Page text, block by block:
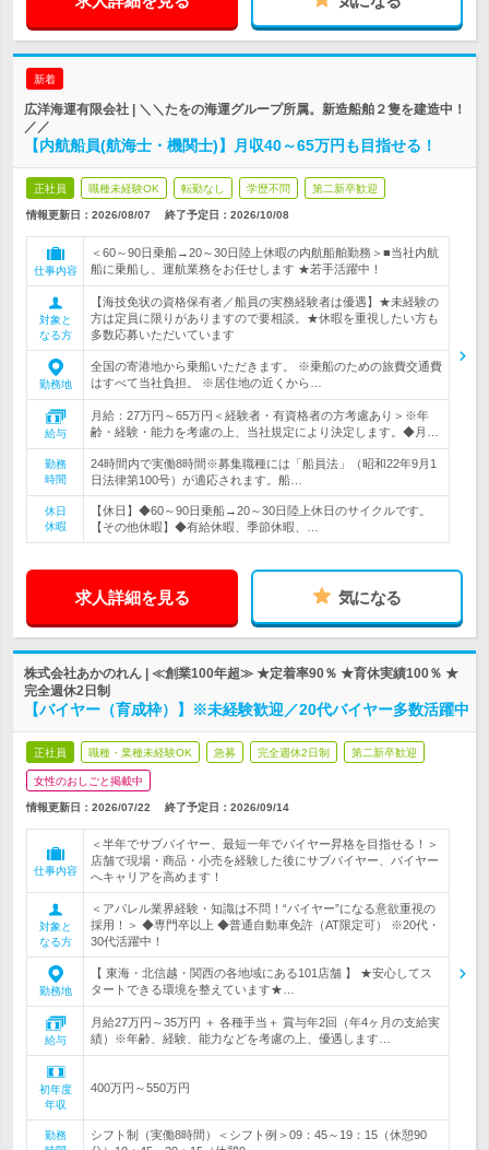
新着
広洋海運有限会社 | ＼＼たをの海運グループ所属。新造船舶２隻を建造中！
／／
【内航船員(航海士・機関士)】月収40～65万円も目指せる！
正社員 職種未経験OK 転勤なし 学歴不問 第二新卒歓迎
情報更新日：2026/08/07 終了予定日： 2026/10/08
仕事内容
＜60～90日乗船→20～30日陸上休暇の内航船舶勤務＞■当社内航
船に乗船し、運航業務をお任せします ★若手活躍中！
対象と
なる方
【海技免状の資格保有者／船員の実務経験者は優遇】★未経験の
方は定員に限りがありますので要相談。★休暇を重視したい方も
多数応募いただいています
勤務地
全国の寄港地から乗船いただきます。 ※乗船のための旅費交通費
はすべて当社負担。 ※居住地の近くから…
給与
月給：27万円～65万円＜経験者・有資格者の方考慮あり＞※年
齢・経験・能力を考慮の上、当社規定により決定します。◆月…
勤務
時間
24時間内で実働8時間※募集職種には「船員法」（昭和22年9月1
日法律第100号）が適応されます。船…
休日
休暇
【休日】◆60～90日乗船→20～30日陸上休日のサイクルです。
【その他休暇】◆有給休暇、季節休暇、…
求人詳細を見る 気になる
株式会社あかのれん | ≪創業100年超≫ ★定着率90％ ★育休実績100％ ★
完全週休2日制
【バイヤー（育成枠）】※未経験歓迎／20代バイヤー多数活躍中
正社員 職種・業種未経験OK 急募 完全週休2日制 第二新卒歓迎
女性のおしごと掲載中
情報更新日：2026/07/22 終了予定日： 2026/09/14
仕事内容
＜半年でサブバイヤー、最短一年でバイヤー昇格を目指せる！＞
店舗で現場・商品・小売を経験した後にサブバイヤー、バイヤー
へキャリアを高めます！
対象と
なる方
＜アパレル業界経験・知識は不問！“バイヤー”になる意欲重視の
採用！＞ ◆専門卒以上 ◆普通自動車免許（AT限定可） ※20代・
30代活躍中！
勤務地
【 東海・北信越・関西の各地域にある101店舗 】 ★安心してス
タートできる環境を整えています★…
給与
月給27万円～35万円 ＋ 各種手当＋ 賞与年2回（年4ヶ月の支給実
績）※年齢、経験、能力などを考慮の上、優遇します…
初年度
年収
400万円～550万円
勤務
シフト制（実働8時間）＜シフト例＞09：45～19：15（休憩90